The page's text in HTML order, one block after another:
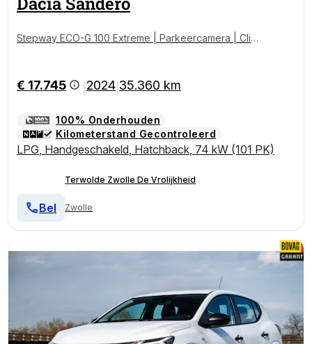
Stepway ECO-G 100 Extreme | Parkeercamera | Clim
€ 17.745 2024 35.360 km
100% Onderhouden
Kilometerstand Gecontroleerd
LPG, Handgeschakeld, Hatchback, 74 kW (101 PK)
Terwolde Zwolle De Vrolijkheid
Zwolle
Bel